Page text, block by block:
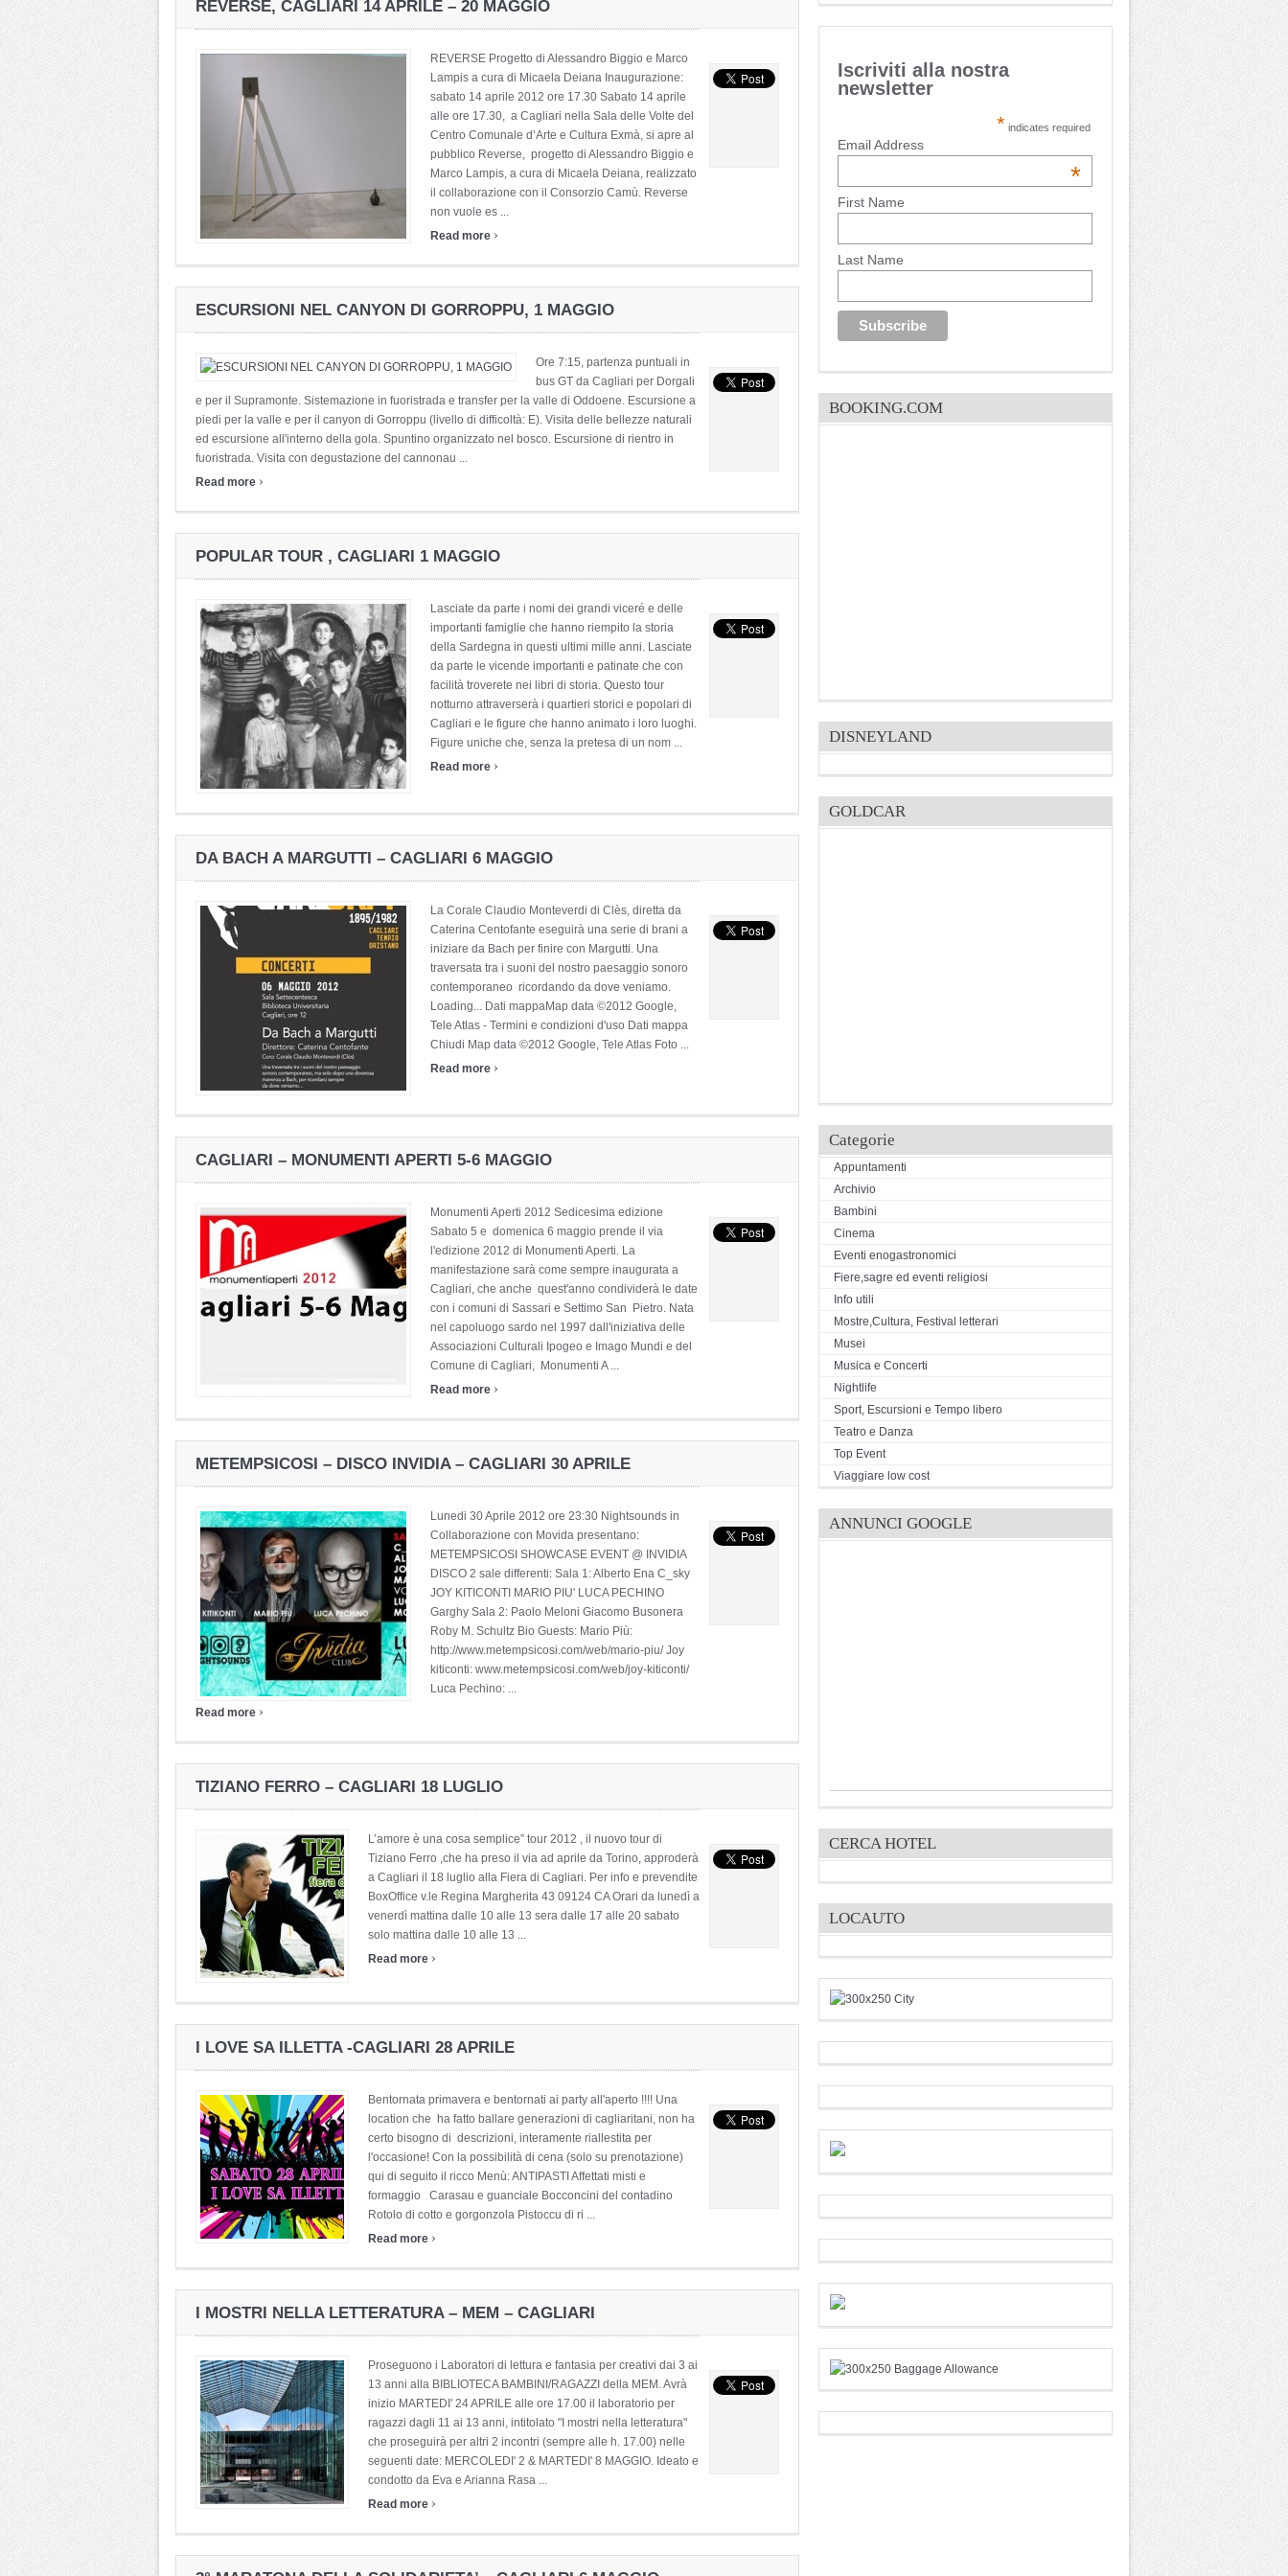
REVERSE, CAGLIARI 14 APRILE – 20 MAGGIO
REVERSE Progetto di Alessandro Biggio e Marco
Lampis a cura di Micaela Deiana Inaugurazione:
sabato 14 aprile 2012 ore 17.30 Sabato 14 aprile
alle ore 17.30, a Cagliari nella Sala delle Volte del
Centro Comunale d’Arte e Cultura Exmà, si apre al
pubblico Reverse, progetto di Alessandro Biggio e
Marco Lampis, a cura di Micaela Deiana, realizzato
il collaborazione con il Consorzio Camù. Reverse
non vuole es ...
Read more ›
ESCURSIONI NEL CANYON DI GORROPPU, 1 MAGGIO
Ore 7:15, partenza puntuali in
bus GT da Cagliari per Dorgali
e per il Supramonte. Sistemazione in fuoristrada e transfer per la valle di Oddoene. Escursione a
piedi per la valle e per il canyon di Gorroppu (livello di difficoltà: E). Visita delle bellezze naturali
ed escursione all'interno della gola. Spuntino organizzato nel bosco. Escursione di rientro in
fuoristrada. Visita con degustazione del cannonau ...
Read more ›
POPULAR TOUR , CAGLIARI 1 MAGGIO
Lasciate da parte i nomi dei grandi viceré e delle
importanti famiglie che hanno riempito la storia
della Sardegna in questi ultimi mille anni. Lasciate
da parte le vicende importanti e patinate che con
facilità troverete nei libri di storia. Questo tour
notturno attraverserà i quartieri storici e popolari di
Cagliari e le figure che hanno animato i loro luoghi.
Figure uniche che, senza la pretesa di un nom ...
Read more ›
DA BACH A MARGUTTI – CAGLIARI 6 MAGGIO
La Corale Claudio Monteverdi di Clès, diretta da
Caterina Centofante eseguirà una serie di brani a
iniziare da Bach per finire con Margutti. Una
traversata tra i suoni del nostro paesaggio sonoro
contemporaneo ricordando da dove veniamo.
Loading... Dati mappaMap data ©2012 Google,
Tele Atlas - Termini e condizioni d'uso Dati mappa
Chiudi Map data ©2012 Google, Tele Atlas Foto ...
Read more ›
CAGLIARI – MONUMENTI APERTI 5-6 MAGGIO
Monumenti Aperti 2012 Sedicesima edizione
Sabato 5 e domenica 6 maggio prende il via
l'edizione 2012 di Monumenti Aperti. La
manifestazione sarà come sempre inaugurata a
Cagliari, che anche quest'anno condividerà le date
con i comuni di Sassari e Settimo San Pietro. Nata
nel capoluogo sardo nel 1997 dall'iniziativa delle
Associazioni Culturali Ipogeo e Imago Mundi e del
Comune di Cagliari, Monumenti A ...
Read more ›
METEMPSICOSI – DISCO INVIDIA – CAGLIARI 30 APRILE
Lunedi 30 Aprile 2012 ore 23:30 Nightsounds in
Collaborazione con Movida presentano:
METEMPSICOSI SHOWCASE EVENT @ INVIDIA
DISCO 2 sale differenti: Sala 1: Alberto Ena C_sky
JOY KITICONTI MARIO PIU' LUCA PECHINO
Garghy Sala 2: Paolo Meloni Giacomo Busonera
Roby M. Schultz Bio Guests: Mario Più:
http://www.metempsicosi.com/web/mario-piu/ Joy
kiticonti: www.metempsicosi.com/web/joy-kiticonti/
Luca Pechino: ...
Read more ›
TIZIANO FERRO – CAGLIARI 18 LUGLIO
L’amore è una cosa semplice” tour 2012 , il nuovo tour di
Tiziano Ferro ,che ha preso il via ad aprile da Torino, approderà
a Cagliari il 18 luglio alla Fiera di Cagliari. Per info e prevendite
BoxOffice v.le Regina Margherita 43 09124 CA Orari da lunedì a
venerdì mattina dalle 10 alle 13 sera dalle 17 alle 20 sabato
solo mattina dalle 10 alle 13 ...
Read more ›
I LOVE SA ILLETTA -CAGLIARI 28 APRILE
Bentornata primavera e bentornati ai party all'aperto !!!! Una
location che ha fatto ballare generazioni di cagliaritani, non ha
certo bisogno di descrizioni, interamente riallestita per
l'occasione! Con la possibilità di cena (solo su prenotazione)
qui di seguito il ricco Menù: ANTIPASTI Affettati misti e
formaggio Carasau e guanciale Bocconcini del contadino
Rotolo di cotto e gorgonzola Pistoccu di ri ...
Read more ›
I MOSTRI NELLA LETTERATURA – MEM – CAGLIARI
Proseguono i Laboratori di lettura e fantasia per creativi dai 3 ai
13 anni alla BIBLIOTECA BAMBINI/RAGAZZI della MEM. Avrà
inizio MARTEDI' 24 APRILE alle ore 17.00 il laboratorio per
ragazzi dagli 11 ai 13 anni, intitolato "I mostri nella letteratura"
che proseguirà per altri 2 incontri (sempre alle h. 17.00) nelle
seguenti date: MERCOLEDI' 2 & MARTEDI' 8 MAGGIO. Ideato e
condotto da Eva e Arianna Rasa ...
Read more ›
Iscriviti alla nostra
newsletter
* indicates required
Email Address
*
First Name
Last Name
BOOKING.COM
DISNEYLAND
GOLDCAR
Categorie
Appuntamenti
Archivio
Bambini
Cinema
Eventi enogastronomici
Fiere,sagre ed eventi religiosi
Info utili
Mostre,Cultura, Festival letterari
Musei
Musica e Concerti
Nightlife
Sport, Escursioni e Tempo libero
Teatro e Danza
Top Event
Viaggiare low cost
ANNUNCI GOOGLE
CERCA HOTEL
LOCAUTO